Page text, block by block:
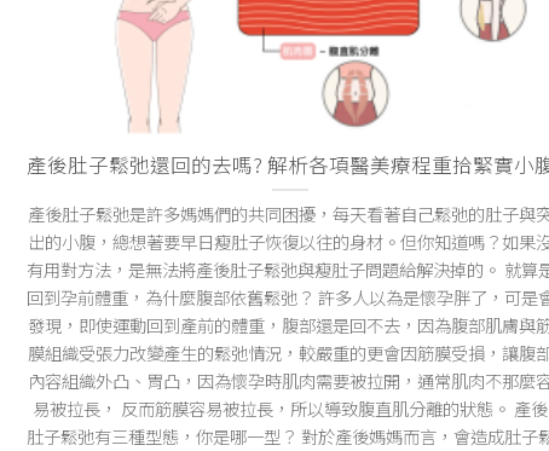
產後肚子鬆弛還回的去嗎? 解析各項醫美療程重拾緊實小
產後肚子鬆弛是許多媽媽們的共同困擾，每天看著自己鬆弛的肚子與
出的小腹，總想著要早日瘦肚子恢復以往的身材。但你知道嗎？如果
有用對方法，是無法將產後肚子鬆弛與瘦肚子問題給解決掉的。 就算
回到孕前體重，為什麼腹部依舊鬆弛？ 許多人以為是懷孕胖了，可是
發現，即使運動回到產前的體重，腹部還是回不去，因為腹部肌膚與
膜組織受張力改變產生的鬆弛情況，較嚴重的更會因筋膜受損，讓腹
內容組織外凸、胃凸，因為懷孕時肌肉需要被拉開，通常肌肉不那麼
易被拉長， 反而筋膜容易被拉長，所以導致腹直肌分離的狀態。 產後
肚子鬆弛有三種型態，你是哪一型？ 對於產後媽媽而言，會造成肚子